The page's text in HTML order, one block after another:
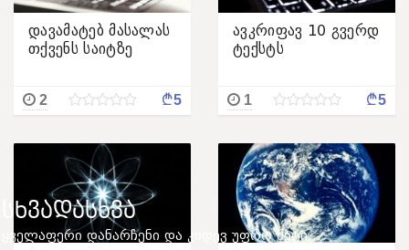
ᲡᲮᲕᲐᲓᲐᲡᲮᲕᲐ
ყველაფერი დანარჩენი და კიდევ უფრო მეტი...
დავამატებ მასალას
თქვენს საიტზე
2 ¢5
ავკრიფავ 10 გვერდ
ტექსტს
1 ¢5